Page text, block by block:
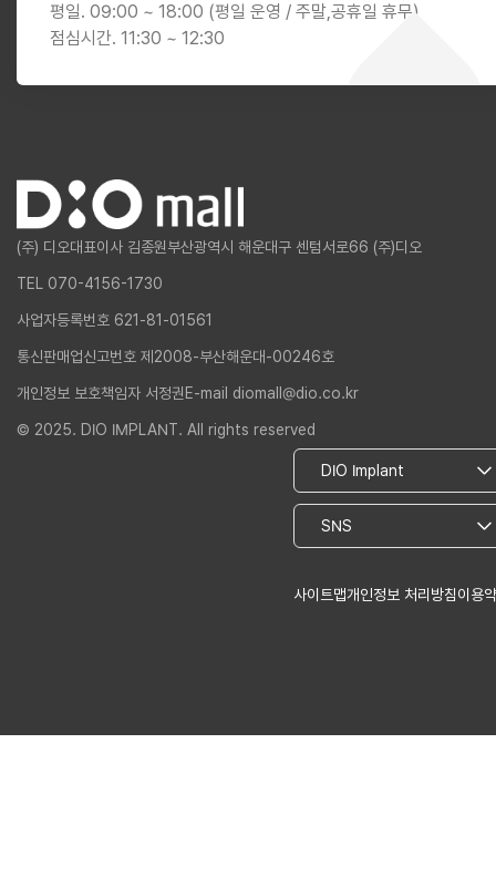
평일. 09:00 ~ 18:00 (평일 운영 / 주말,공휴일 휴무)
점심시간. 11:30 ~ 12:30
(주) 디오대표이사 김종원부산광역시 해운대구 센텀서로66 (주)디오
TEL 070-4156-1730
사업자등록번호 621-81-01561
통신판매업신고번호 제2008-부산해운대-00246호
개인정보 보호책임자 서정권 E-mail diomall@dio.co.kr
© 2025. DIO IMPLANT. All rights reserved
사이트맵개인정보 처리방침이용